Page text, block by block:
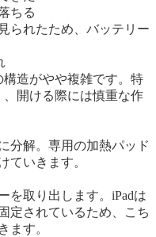
ちる
られたため、バッテリー
構造がやや複雑です。特
、開ける際には慎重な作
分解。専用の加熱パッド
ていきます。
を取り出します。iPadは
定されているため、こち
ます。